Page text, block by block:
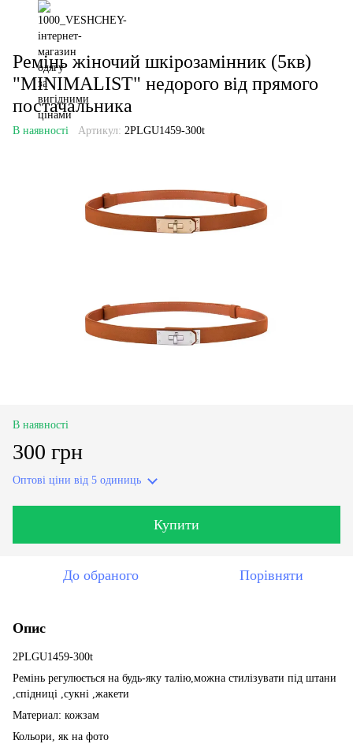
Ремінь жіночий шкірозамінник (5кв)
"MINIMALIST" недорого від прямого
постачальника
В наявності Артикул: 2PLGU1459-300t
В наявності
300 грн
Оптові ціни від 5 одиниць
Купити
До обраного Порівняти
Опис
2PLGU1459-300t
Ремінь регулюється на будь-яку талію,можна стилізувати під штани
,спідниці ,сукні ,жакети
Материал: кожзам
Кольори, як на фото